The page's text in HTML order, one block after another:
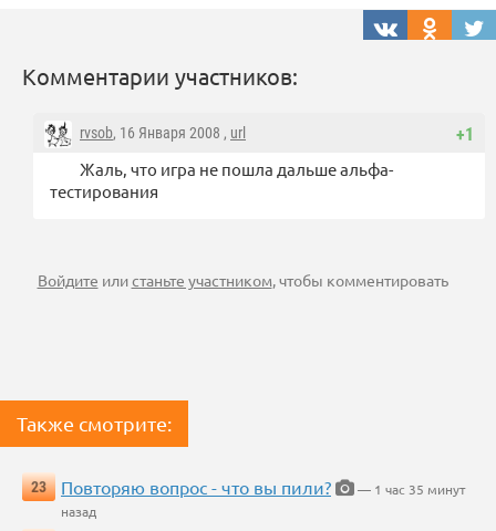
Комментарии участников:
+1
rvsob, 16 Января 2008 , url
Жаль, что игра не пошла дальше альфа-
тестирования
Войдите илистаньте участником, чтобы комментировать
Также смотрите:
23 Повторяю вопрос - что вы пили?
— 1 час 35 минут
назад